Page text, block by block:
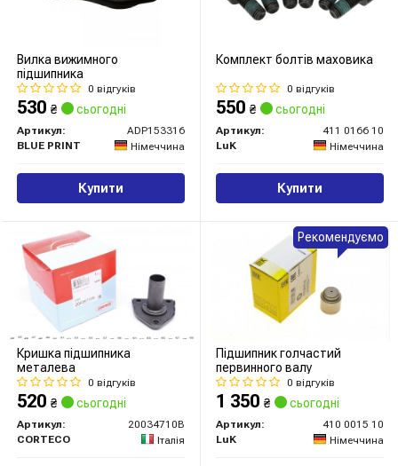
Вилка вижимного
підшипника
0 відгуків
530 ₴ сьогодні
Артикул:
ADP153316
BLUE PRINT
Німеччина
Купити
Комплект болтів маховика
0 відгуків
550 ₴ сьогодні
Артикул:
411 0166 10
LuK
Німеччина
Купити
Кришка підшипника
металева
0 відгуків
520 ₴ сьогодні
Артикул:
20034710B
CORTECO
Італія
Підшипник голчастий
первинного валу
0 відгуків
1 350 ₴ сьогодні
Артикул:
410 0015 10
LuK
Німеччина
Рекомендуємо